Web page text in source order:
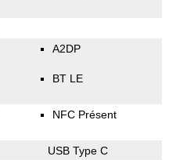
A2DP
BT LE
NFC Présent
USB Type C